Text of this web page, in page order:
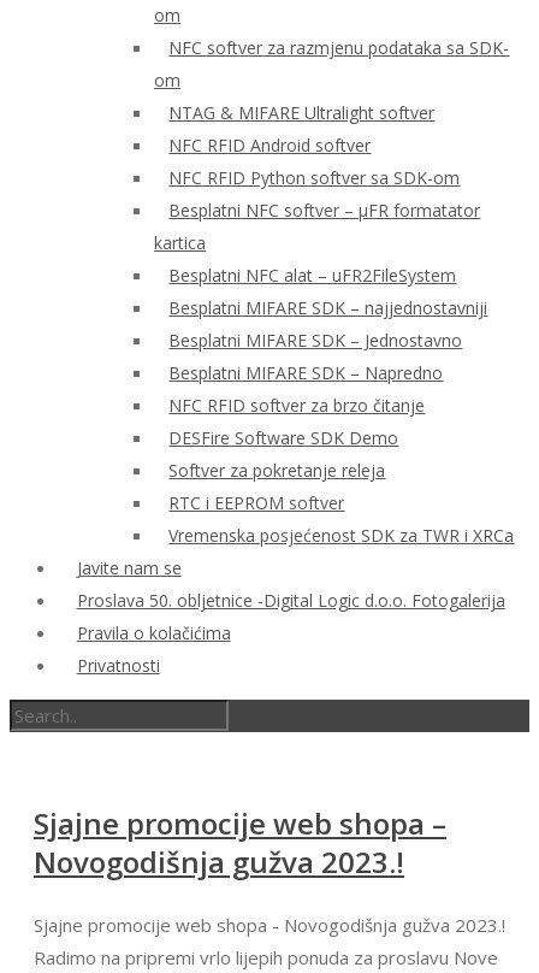
om
NFC softver za razmjenu podataka sa SDK-
om
NTAG & MIFARE Ultralight softver
NFC RFID Android softver
NFC RFID Python softver sa SDK-om
Besplatni NFC softver – μFR formatator
kartica
Besplatni NFC alat – uFR2FileSystem
Besplatni MIFARE SDK – najjednostavniji
Besplatni MIFARE SDK – Jednostavno
Besplatni MIFARE SDK – Napredno
NFC RFID softver za brzo čitanje
DESFire Software SDK Demo
Softver za pokretanje releja
RTC i EEPROM softver
Vremenska posjećenost SDK za TWR i XRCa
Javite nam se
Proslava 50. obljetnice -Digital Logic d.o.o. Fotogalerija
Pravila o kolačićima
Privatnosti
Sjajne promocije web shopa –
Novogodišnja gužva 2023.!
Sjajne promocije web shopa - Novogodišnja gužva 2023.!
Radimo na pripremi vrlo lijepih ponuda za proslavu Nove